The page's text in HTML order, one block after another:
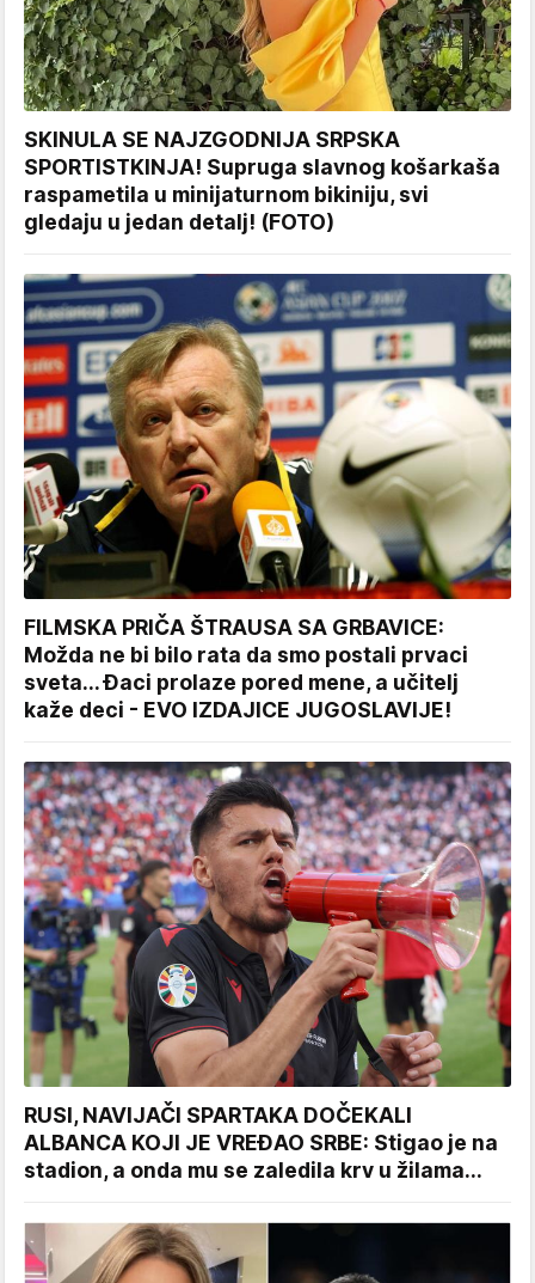
SKINULA SE NAJZGODNIJA SRPSKA
SPORTISTKINJA! Supruga slavnog košarkaša
raspametila u minijaturnom bikiniju, svi
gledaju u jedan detalj! (FOTO)
FILMSKA PRIČA ŠTRAUSA SA GRBAVICE:
Možda ne bi bilo rata da smo postali prvaci
sveta... Đaci prolaze pored mene, a učitelj
kaže deci - EVO IZDAJICE JUGOSLAVIJE!
RUSI, NAVIJAČI SPARTAKA DOČEKALI
ALBANCA KOJI JE VREĐAO SRBE: Stigao je na
stadion, a onda mu se zaledila krv u žilama...